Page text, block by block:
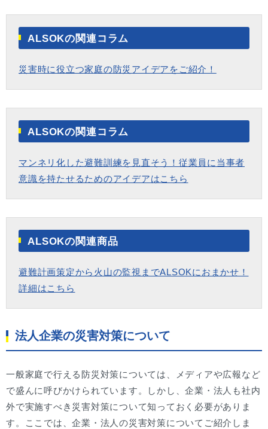
ALSOKの関連コラム
災害時に役立つ家庭の防災アイデアをご紹介！
ALSOKの関連コラム
マンネリ化した避難訓練を見直そう！従業員に当事者
意識を持たせるためのアイデアはこちら
ALSOKの関連商品
避難計画策定から火山の監視までALSOKにおまかせ！
詳細はこちら
法人企業の災害対策について
一般家庭で行える防災対策については、メディアや広報など
で盛んに呼びかけられています。しかし、企業・法人も社内
外で実施すべき災害対策について知っておく必要がありま
す。ここでは、企業・法人の災害対策についてご紹介しま